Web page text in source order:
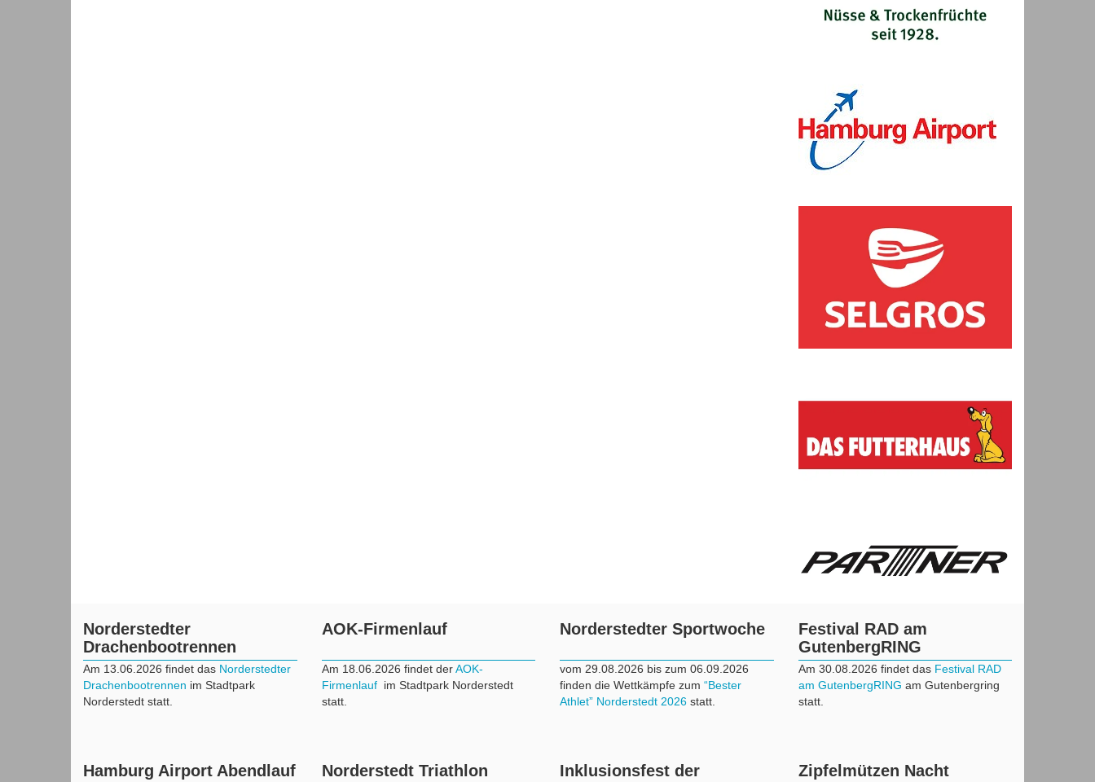
Norderstedter
Drachenbootrennen
Am 13.06.2026 findet das Norderstedter
Drachenbootrennen im Stadtpark
Norderstedt statt.
AOK-Firmenlauf
Am 18.06.2026 findet derAOK-
Firmenlauf im Stadtpark Norderstedt
statt.
Norderstedter Sportwoche
vom 29.08.2026 bis zum 06.09.2026
finden die Wettkämpfe zum “Bester
Athlet” Norderstedt 2026 statt.
Festival RAD am
GutenbergRING
Am 30.08.2026 findet das Festival RAD
am GutenbergRING am Gutenbergring
statt.
Hamburg Airport Abendlauf Norderstedt Triathlon
Inklusionsfest der
Zipfelmützen Nacht